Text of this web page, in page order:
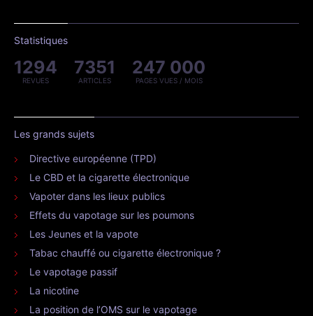
Statistiques
1294
REVUES
7351
ARTICLES
247 000
PAGES VUES / MOIS
Les grands sujets
Directive européenne (TPD)
Le CBD et la cigarette électronique
Vapoter dans les lieux publics
Effets du vapotage sur les poumons
Les Jeunes et la vapote
Tabac chauffé ou cigarette électronique ?
Le vapotage passif
La nicotine
La position de l’OMS sur le vapotage